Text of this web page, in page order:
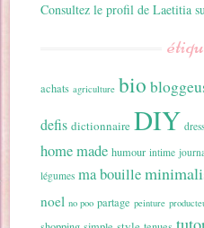
Consultez le profil de Laetitia
achats agriculture bio
defis dictionnaire DIY
home made humour intime
légumes ma bouille
noel no poo partage peinture